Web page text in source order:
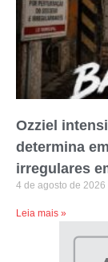
Ozziel
determina
irregulares
4 de agosto de 2026
Leia mais »